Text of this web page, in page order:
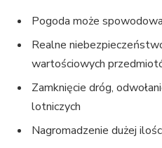
Pogoda może
Realne
wartościowych
Zamknięcie dróg,
lotniczych
Nagromadzenie dużej